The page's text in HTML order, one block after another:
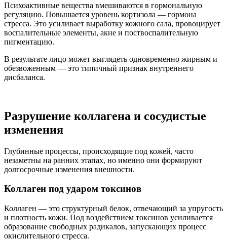
Психоактивные вещества вмешиваются в гормональную
регуляцию. Повышается уровень кортизола — гормона
стресса. Это усиливает выработку кожного сала, провоцирует
воспалительные элементы, акне и поствоспалительную
пигментацию.
В результате лицо может выглядеть одновременно жирным и
обезвоженным — это типичный признак внутреннего
дисбаланса.
Разрушение коллагена и сосудистые
изменения
Глубинные процессы, происходящие под кожей, часто
незаметны на ранних этапах, но именно они формируют
долгосрочные изменения внешности.
Коллаген под ударом токсинов
Коллаген — это структурный белок, отвечающий за упругость
и плотность кожи. Под воздействием токсинов усиливается
образование свободных радикалов, запускающих процесс
окислительного стресса.